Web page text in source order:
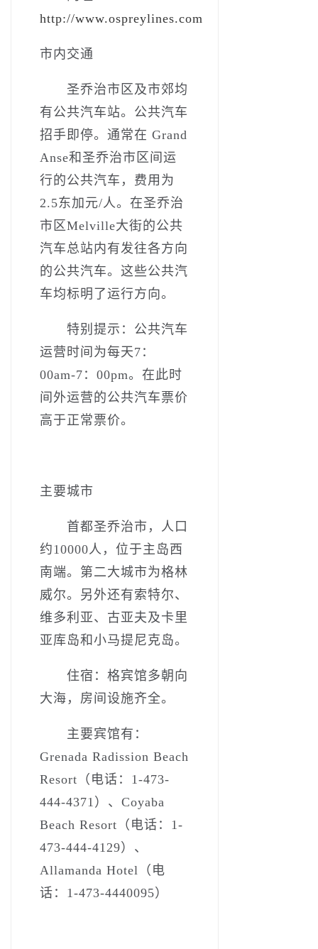
http://www.ospreylines.com
市内交通
圣乔治市区及市郊均
有公共汽车站。公共汽车
招手即停。通常在 Grand
Anse和圣乔治市区间运
行的公共汽车，费用为
2.5东加元/人。在圣乔治
市区Melville大街的公共
汽车总站内有发往各方向
的公共汽车。这些公共汽
车均标明了运行方向。
特别提示：公共汽车
运营时间为每天7：
00am-7：00pm。在此时
间外运营的公共汽车票价
高于正常票价。
主要城市
首都圣乔治市，人口
约10000人，位于主岛西
南端。第二大城市为格林
威尔。另外还有索特尔、
维多利亚、古亚夫及卡里
亚库岛和小马提尼克岛。
住宿：格宾馆多朝向
大海，房间设施齐全。
主要宾馆有：
Grenada Radission Beach
Resort（电话：1-473-
444-4371）、Coyaba
Beach Resort（电话：1-
473-444-4129）、
Allamanda Hotel（电
话：1-473-4440095）